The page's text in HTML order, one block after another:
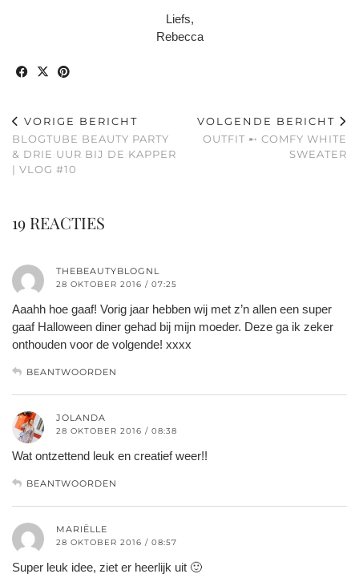
Liefs,
Rebecca
VORIGE BERICHT
BLOGTUBE BEAUTY PARTY
& DRIE UUR BIJ DE KAPPER
| VLOG #10
VOLGENDE BERICHT
OUTFIT ➸ COMFY WHITE
SWEATER
19 REACTIES
THEBEAUTYBLOGNL
28 OKTOBER 2016 / 07:25
Aaahh hoe gaaf! Vorig jaar hebben wij met z’n allen een super
gaaf Halloween diner gehad bij mijn moeder. Deze ga ik zeker
onthouden voor de volgende! xxxx
BEANTWOORDEN
JOLANDA
28 OKTOBER 2016 / 08:38
Wat ontzettend leuk en creatief weer!!
BEANTWOORDEN
MARIËLLE
28 OKTOBER 2016 / 08:57
Super leuk idee, ziet er heerlijk uit 🙂